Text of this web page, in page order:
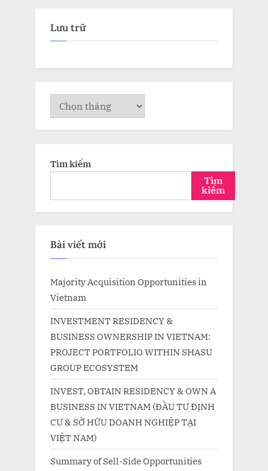
Lưu trữ
Lưu
trữ
Tìm kiếm
Tìm
kiếm
Bài viết mới
Majority Acquisition Opportunities in
Vietnam
INVESTMENT RESIDENCY &
BUSINESS OWNERSHIP IN VIETNAM:
PROJECT PORTFOLIO WITHIN SHASU
GROUP ECOSYSTEM
INVEST, OBTAIN RESIDENCY & OWN A
BUSINESS IN VIETNAM (ĐẦU TƯ ĐỊNH
CƯ & SỞ HỮU DOANH NGHIỆP TẠI
VIỆT NAM)
Summary of Sell-Side Opportunities